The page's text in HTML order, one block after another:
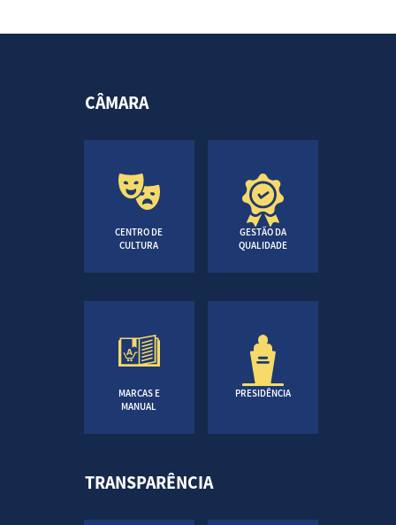
CÂMARA
CENTRO DE
CULTURA
GESTÃO DA
QUALIDADE
MARCAS E
MANUAL
PRESIDÊNCIA
TRANSPARÊNCIA